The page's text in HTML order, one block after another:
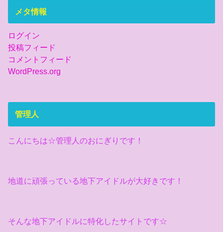
メタ情報
ログイン
投稿フィード
コメントフィード
WordPress.org
管理人
こんにちは☆管理人のおにぎりです！
地道に頑張っている地下アイドルが大好きです！
そんな地下アイドルに特化したサイトです☆